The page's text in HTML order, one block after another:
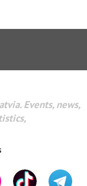
Events, news,